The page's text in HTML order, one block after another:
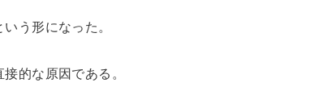
う形になった。
的な原因である。